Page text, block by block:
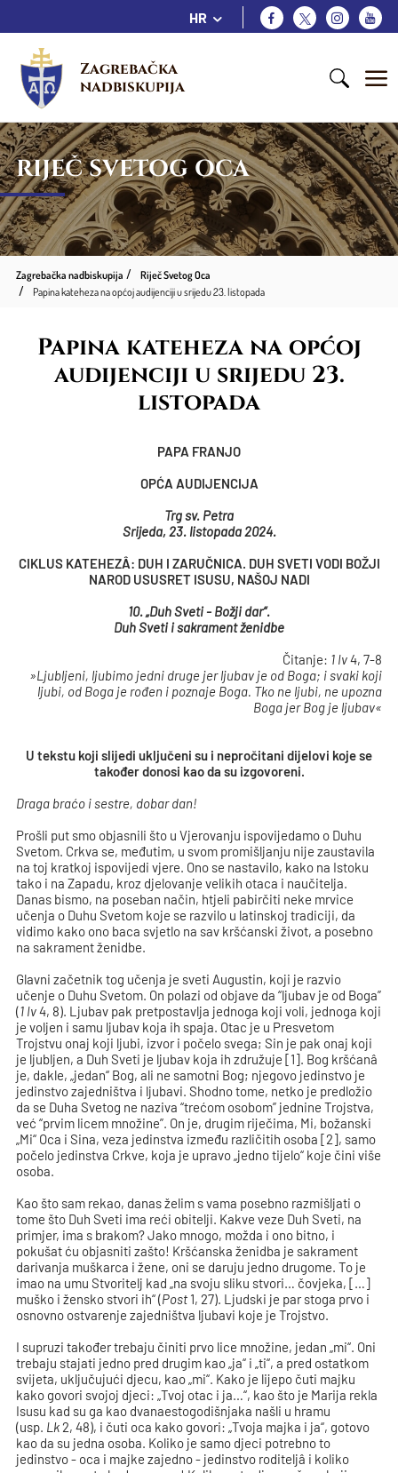
HR
Zagrebačka
nadbiskupija
RIJEČ SVETOG OCA
Zagrebačka nadbiskupija
Riječ Svetog Oca
Papina kateheza na općoj audijenciji u srijedu 23. listopada
Papina kateheza na općoj
audijenciji u srijedu 23.
listopada
PAPA FRANJO
OPĆA AUDIJENCIJA
Trg sv. Petra
Srijeda, 23. listopada 2024.
CIKLUS KATEHEZÂ: DUH I ZARUČNICA. DUH SVETI VODI BOŽJI
NAROD USUSRET ISUSU, NAŠOJ NADI
10. „Duh Sveti - Božji dar“.
Duh Sveti i sakrament ženidbe
Čitanje: 1 Iv4, 7-8
»Ljubljeni, ljubimo jedni druge jer ljubav je od Boga; i svaki koji
ljubi, od Boga je rođen i poznaje Boga. Tko ne ljubi, ne upozna
Boga jer Bog je ljubav«
U tekstu koji slijedi uključeni su i nepročitani dijelovi koje se
također donosi kao da su izgovoreni.
Draga braćo i sestre, dobar dan!
Prošli put smo objasnili što u Vjerovanju ispovijedamo o Duhu
Svetom. Crkva se, međutim, u svom promišljanju nije zaustavila
na toj kratkoj ispovijedi vjere. Ono se nastavilo, kako na Istoku
tako i na Zapadu, kroz djelovanje velikih otaca i naučitelja.
Danas bismo, na poseban način, htjeli pabirčiti neke mrvice
učenja o Duhu Svetom koje se razvilo u latinskoj tradiciji, da
vidimo kako ono baca svjetlo na sav kršćanski život, a posebno
na sakrament ženidbe.
Glavni začetnik tog učenja je sveti Augustin, koji je razvio
učenje o Duhu Svetom. On polazi od objave da “ljubav je od Boga”
(1 Iv4, 8). Ljubav pak pretpostavlja jednoga koji voli, jednoga koji
je voljen i samu ljubav koja ih spaja. Otac je u Presvetom
Trojstvu onaj koji ljubi, izvor i počelo svega; Sin je pak onaj koji
je ljubljen, a Duh Sveti je ljubav koja ih združuje [1]. Bog kršćanâ
je, dakle, „jedan“ Bog, ali ne samotni Bog; njegovo jedinstvo je
jedinstvo zajedništva i ljubavi. Shodno tome, netko je predložio
da se Duha Svetog ne naziva “trećom osobom” jednine Trojstva,
već “prvim licem množine”. On je, drugim riječima, Mi, božanski
„Mi“ Oca i Sina, veza jedinstva između različitih osoba [2], samo
počelo jedinstva Crkve, koja je upravo „jedno tijelo“ koje čini više
osoba.
Kao što sam rekao, danas želim s vama posebno razmišljati o
tome što Duh Sveti ima reći obitelji. Kakve veze Duh Sveti, na
primjer, ima s brakom? Jako mnogo, možda i ono bitno, i
pokušat ću objasniti zašto! Kršćanska ženidba je sakrament
darivanja muškarca i žene, oni se daruju jedno drugome. To je
imao na umu Stvoritelj kad „na svoju sliku stvori… čovjeka, […]
muško i žensko stvori ih“ (Post 1, 27). Ljudski je par stoga prvo i
osnovno ostvarenje zajedništva ljubavi koje je Trojstvo.
I supruzi također trebaju činiti prvo lice množine, jedan „mi“. Oni
trebaju stajati jedno pred drugim kao „ja“ i „ti“, a pred ostatkom
svijeta, uključujući djecu, kao „mi“. Kako je lijepo čuti majku
kako govori svojoj djeci: „Tvoj otac i ja…“, kao što je Marija rekla
Isusu kad su ga kao dvanaestogodišnjaka našli u hramu
(usp. Lk 2, 48), i čuti oca kako govori: „Tvoja majka i ja“, gotovo
kao da su jedna osoba. Koliko je samo djeci potrebno to
jedinstvo - oca i majke zajedno - jedinstvo roditeljâ i koliko